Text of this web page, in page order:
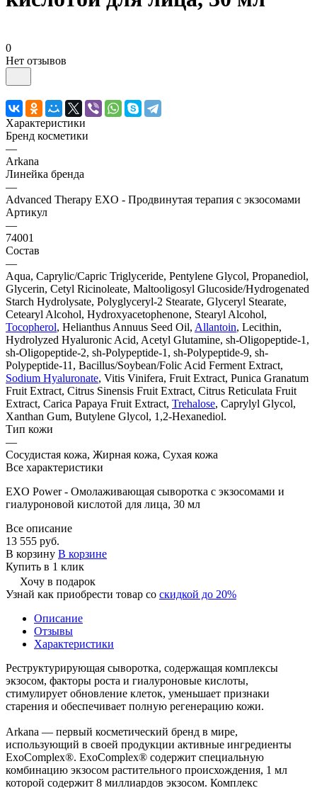
0
Нет отзывов
Характеристики
Бренд косметики
—
Arkana
Линейка бренда
—
Advanced Therapy EXO - Продвинутая терапия с экзосомами
Артикул
—
74001
Состав
—
Aqua, Caprylic/Capric Triglyceride, Pentylene Glycol, Propanediol,
Glycerin, Cetyl Ricinoleate, Maltooligosyl Glucoside/Hydrogenated
Starch Hydrolysate, Polyglyceryl-2 Stearate, Glyceryl Stearate,
Cetearyl Alcohol, Hydroxyacetophenone, Stearyl Alcohol,
Tocopherol, Helianthus Annuus Seed Oil, Allantoin, Lecithin,
Hydrolyzed Hyaluronic Acid, Acetyl Glutamine, sh-Oligopeptide-1,
sh-Oligopeptide-2, sh-Polypeptide-1, sh-Polypeptide-9, sh-
Polypeptide-11, Bacillus/Soybean/Folic Acid Ferment Extract,
Sodium Hyaluronate, Vitis Vinifera, Fruit Extract, Punica Granatum
Fruit Extract, Citrus Sinensis Fruit Extract, Citrus Reticulata Fruit
Extract, Carica Papaya Fruit Extract, Trehalose, Caprylyl Glycol,
Xanthan Gum, Butylene Glycol, 1,2-Hexanediol.
Тип кожи
—
Сосудистая кожа, Жирная кожа, Сухая кожа
Все характеристики
EXO Power - Омолаживающая сыворотка с экзосомами и
гиалуроновой кислотой для лица, 30 мл
Все описание
13 555 руб.
В корзину В корзине
Купить в 1 клик
Хочу в подарок
Узнай как приобрести товар со скидкой до 20%
Описание
Отзывы
Характеристики
Реструктурирующая сыворотка, содержащая комплексы
экзосом, факторы роста и гиалуроновые кислоты,
стимулирует обновление клеток, уменьшает признаки
старения и обеспечивает полную регенерацию кожи.
Arkana — первый косметический бренд в мире,
использующий в своей продукции активные ингредиенты
ExoComplex®. ExoComplex® содержит специальную
комбинацию экзосом растительного происхождения, 1 мл
которой содержит 8 миллиардов экзосом. Комплекс